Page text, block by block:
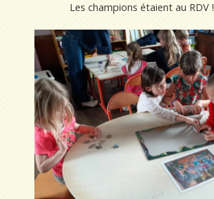
Les champions étaient au RDV !